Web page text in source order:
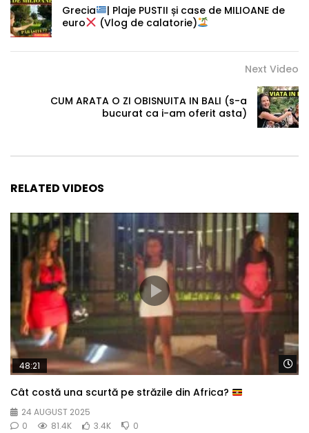
Grecia
| Plaje PUSTII și case de MILIOANE de
euro
(Vlog de calatorie)
Next Video
CUM ARATA O ZI OBISNUITA IN BALI (s-a
bucurat ca i-am oferit asta)
RELATED VIDEOS
48:21
Cât costă una scurtă pe străzile din Africa?
24 AUGUST 2025
0
81.4K 3.4K 0